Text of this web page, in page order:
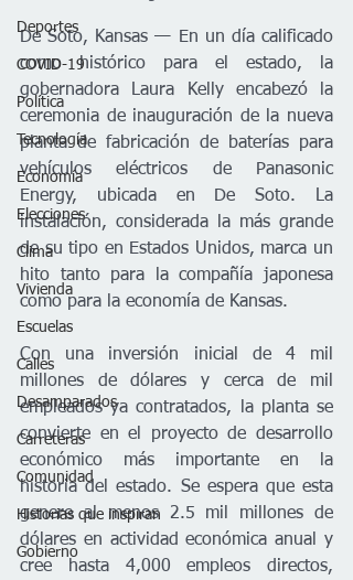
Deportes
COVID-19
Política
Tecnología
Economía
Elecciones
Clima
Vivienda
Escuelas
Calles
Desamparados
Carreteras
Comunidad
Historias que inspiran
Gobierno
De Soto, Kansas — En un día calificado
como histórico para el estado, la
gobernadora Laura Kelly encabezó la
ceremonia de inauguración de la nueva
planta de fabricación de baterías para
vehículos eléctricos de Panasonic
Energy, ubicada en De Soto. La
instalación, considerada la más grande
de su tipo en Estados Unidos, marca un
hito tanto para la compañía japonesa
como para la economía de Kansas.
Con una inversión inicial de 4 mil
millones de dólares y cerca de mil
empleados ya contratados, la planta se
convierte en el proyecto de desarrollo
económico más importante en la
historia del estado. Se espera que esta
genere al menos 2.5 mil millones de
dólares en actividad económica anual y
cree hasta 4,000 empleos directos,